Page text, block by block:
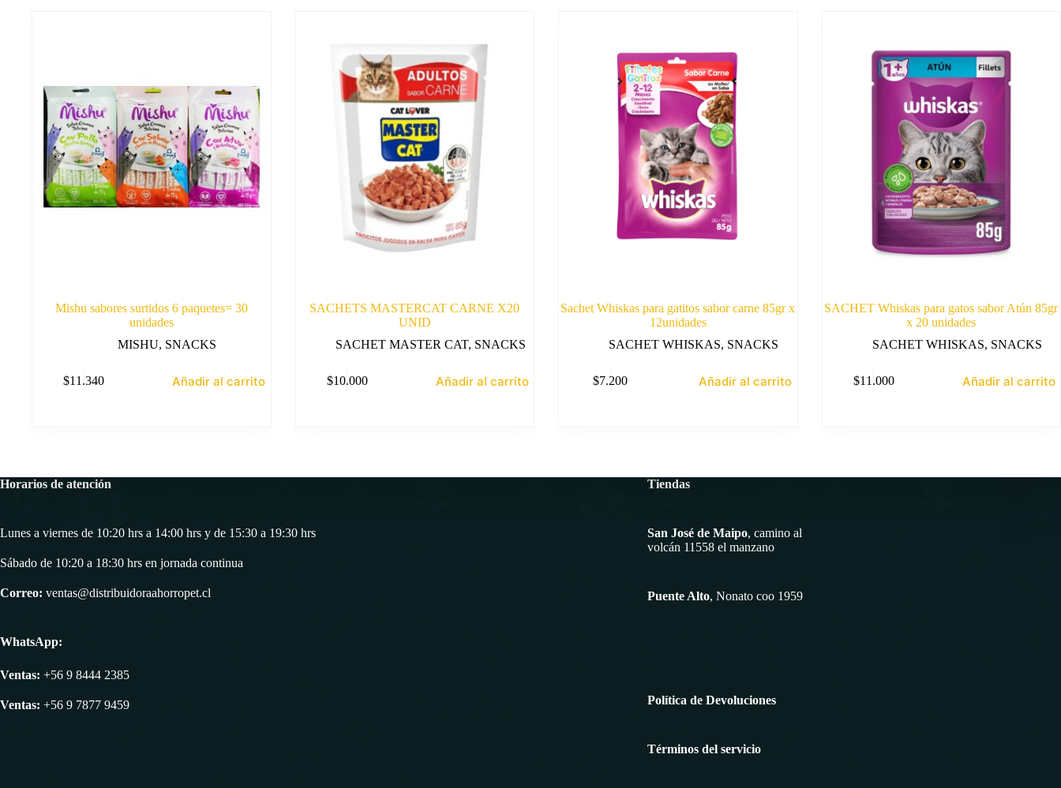
Mishu sabores surtidos 6 paquetes= 30
unidades
MISHU, SNACKS
$11.340 Añadir al carrito
SACHETS MASTERCAT CARNE X20
UNID
SACHET MASTER CAT, SNACKS
$10.000 Añadir al carrito
Sachet Whiskas para gatitos sabor carne 85gr x
12unidades
SACHET WHISKAS, SNACKS
$7.200 Añadir al carrito
SACHET Whiskas para gatos sabor Atún 85gr
x 20 unidades
SACHET WHISKAS, SNACKS
$11.000 Añadir al carrito
Horarios de atención
Lunes a viernes de 10:20 hrs a 14:00 hrs y de 15:30 a 19:30 hrs
Sábado de 10:20 a 18:30 hrs en jornada continua
Correo: ventas@distribuidoraahorropet.cl
WhatsApp:
Ventas: +56 9 8444 2385
Ventas: +56 9 7877 9459
Tiendas
San José de Maipo, camino al
volcán 11558 el manzano
Puente Alto, Nonato coo 1959
Política de Devoluciones
Términos del servicio